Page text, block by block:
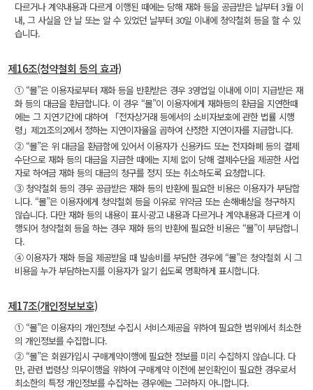
다르거나 계약내용과 다르게 이행된 때에는 당해 재화 등을 공급받은 날부터 3월 이
내, 그 사실을 안 날 또는 알 수 있었던 날부터 30일 이내에 청약철회 등을 할 수 있
습니다.
제16조(청약철회 등의 효과)
① “몰”은 이용자로부터 재화 등을 반환받은 경우 3영업일 이내에 이미 지급받은 재
화 등의 대금을 환급합니다. 이 경우 “몰”이 이용자에게 재화등의 환급을 지연한때
에는 그 지연기간에 대하여 「전자상거래 등에서의 소비자보호에 관한 법률 시행
령」제21조의2에서 정하는 지연이자율을 곱하여 산정한 지연이자를 지급합니다.
② “몰”은 위 대금을 환급함에 있어서 이용자가 신용카드 또는 전자화폐 등의 결제
수단으로 재화 등의 대금을 지급한 때에는 지체 없이 당해 결제수단을 제공한 사업
자로 하여금 재화 등의 대금의 청구를 정지 또는 취소하도록 요청합니다.
③ 청약철회 등의 경우 공급받은 재화 등의 반환에 필요한 비용은 이용자가 부담합
니다. “몰”은 이용자에게 청약철회 등을 이유로 위약금 또는 손해배상을 청구하지
않습니다. 다만 재화 등의 내용이 표시·광고 내용과 다르거나 계약내용과 다르게 이
행되어 청약철회 등을 하는 경우 재화 등의 반환에 필요한 비용은 “몰”이 부담합니
다.
④ 이용자가 재화 등을 제공받을 때 발송비를 부담한 경우에 “몰”은 청약철회 시 그
비용을 누가 부담하는지를 이용자가 알기 쉽도록 명확하게 표시합니다.
제17조(개인정보보호)
① “몰”은 이용자의 개인정보 수집시 서비스제공을 위하여 필요한 범위에서 최소한
의 개인정보를 수집합니다.
② “몰”은 회원가입시 구매계약이행에 필요한 정보를 미리 수집하지 않습니다. 다
만, 관련 법령상 의무이행을 위하여 구매계약 이전에 본인확인이 필요한 경우로서
최소한의 특정 개인정보를 수집하는 경우에는 그러하지 아니합니다.